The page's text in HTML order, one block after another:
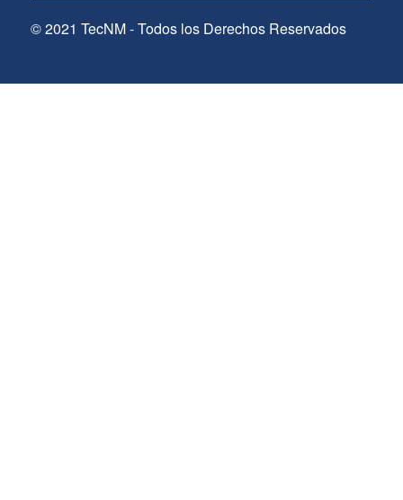
© 2021 TecNM - Todos los Derechos Reservados